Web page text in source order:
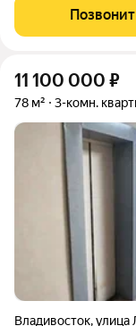
территории с
Достоинства
11 100 000 ₽
78 м² 3-комн.
Владивосток,улица